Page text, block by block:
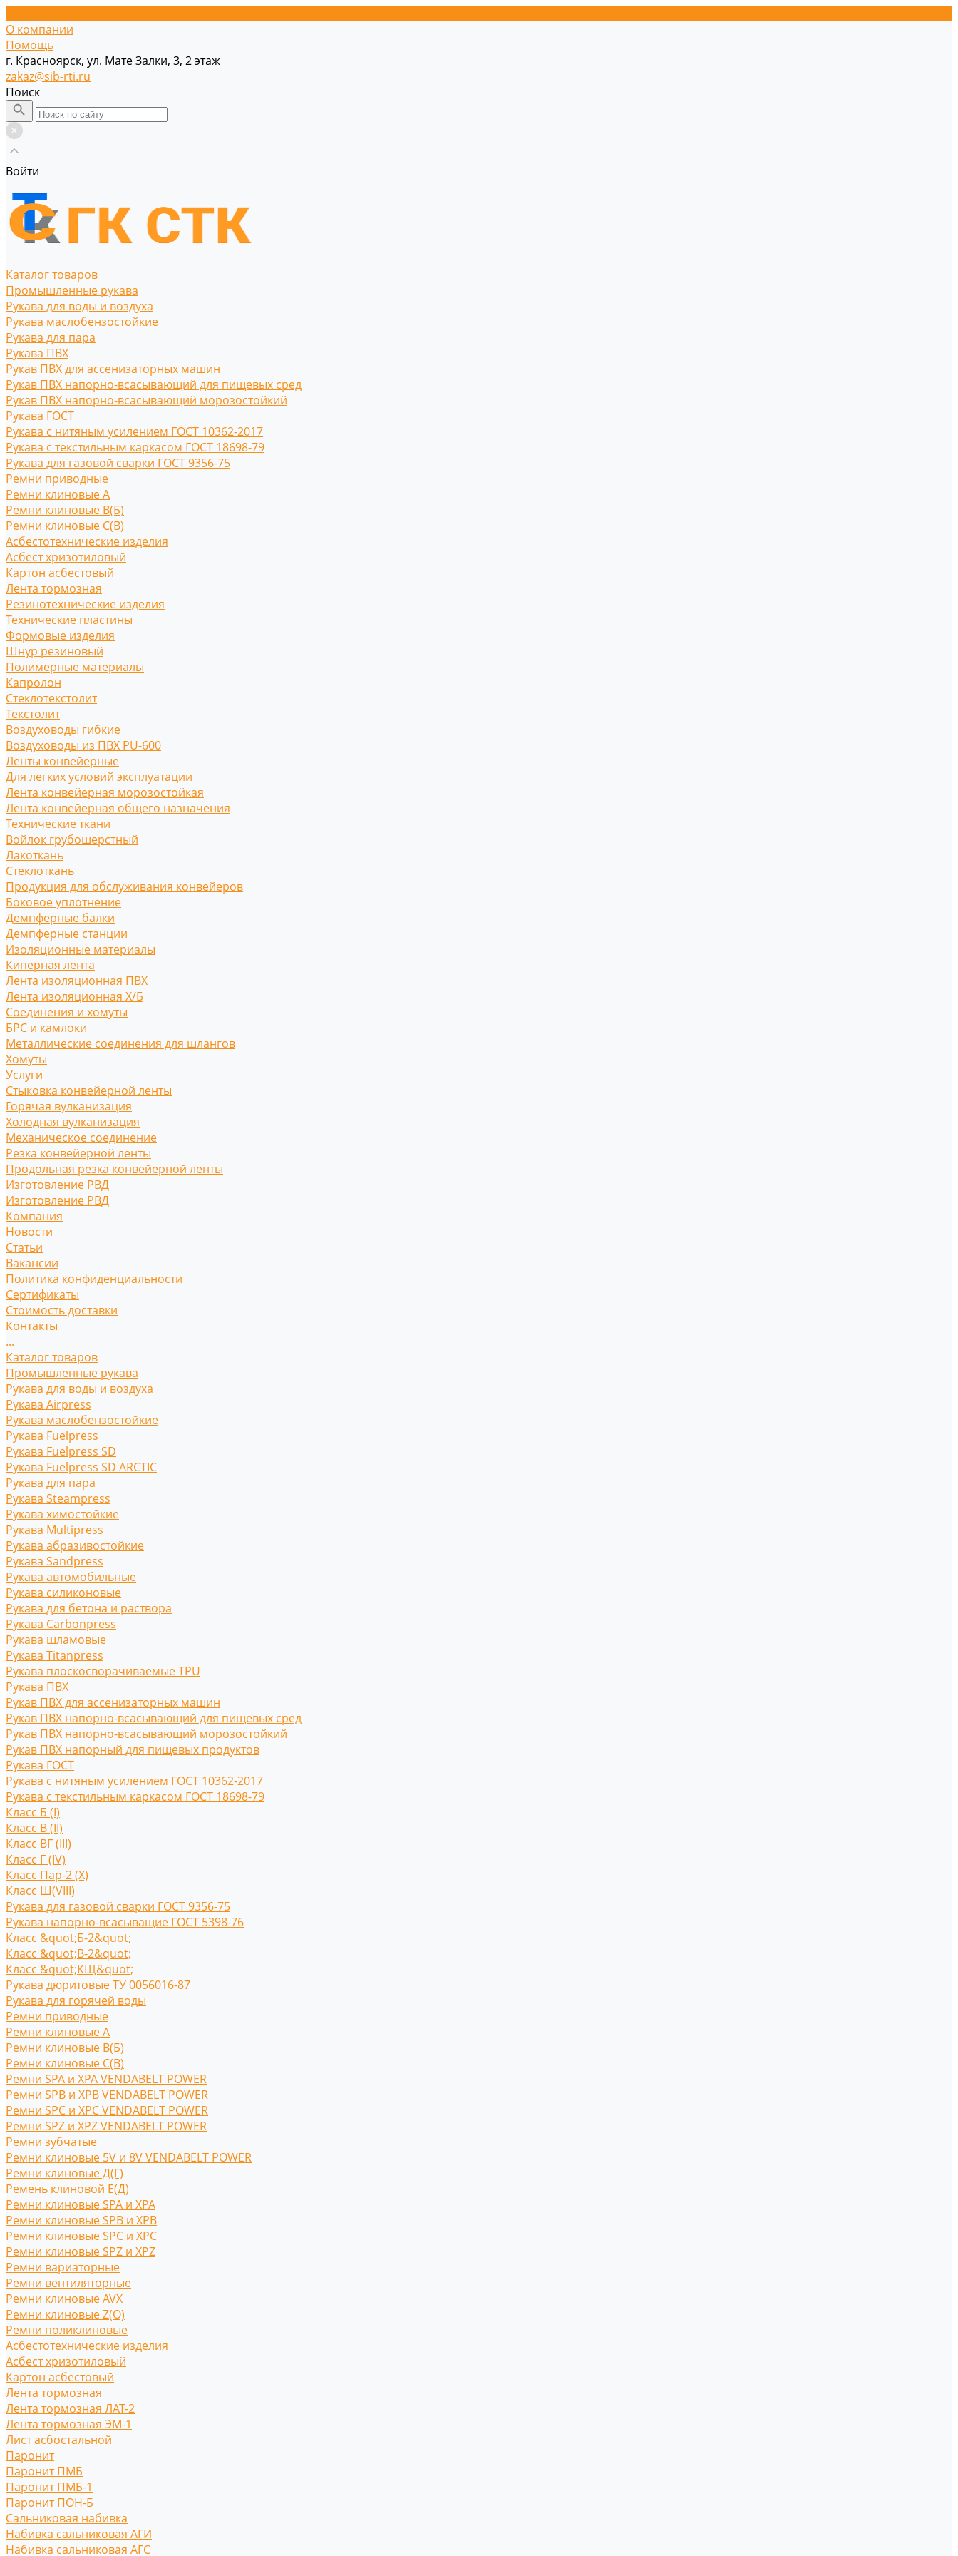
О компании
Помощь
г. Красноярск, ул. Мате Залки, 3, 2 этаж
zakaz@sib-rti.ru
Поиск
Войти
Каталог товаров
Промышленные рукава
Рукава для воды и воздуха
Рукава маслобензостойкие
Рукава для пара
Рукава ПВХ
Рукав ПВХ для ассенизаторных машин
Рукав ПВХ напорно-всасывающий для пищевых сред
Рукав ПВХ напорно-всасывающий морозостойкий
Рукава ГОСТ
Рукава с нитяным усилением ГОСТ 10362-2017
Рукава с текстильным каркасом ГОСТ 18698-79
Рукава для газовой сварки ГОСТ 9356-75
Ремни приводные
Ремни клиновые A
Ремни клиновые В(Б)
Ремни клиновые С(B)
Асбестотехнические изделия
Асбест хризотиловый
Картон асбестовый
Лента тормозная
Резинотехнические изделия
Технические пластины
Формовые изделия
Шнур резиновый
Полимерные материалы
Капролон
Стеклотекстолит
Текстолит
Воздуховоды гибкие
Воздуховоды из ПВХ PU-600
Ленты конвейерные
Для легких условий эксплуатации
Лента конвейерная морозостойкая
Лента конвейерная общего назначения
Технические ткани
Войлок грубошерстный
Лакоткань
Стеклоткань
Продукция для обслуживания конвейеров
Боковое уплотнение
Демпферные балки
Демпферные станции
Изоляционные материалы
Киперная лента
Лента изоляционная ПВХ
Лента изоляционная Х/Б
Соединения и хомуты
БРС и камлоки
Металлические соединения для шлангов
Хомуты
Услуги
Стыковка конвейерной ленты
Горячая вулканизация
Холодная вулканизация
Механическое соединение
Резка конвейерной ленты
Продольная резка конвейерной ленты
Изготовление РВД
Изготовление РВД
Компания
Новости
Статьи
Вакансии
Политика конфиденциальности
Сертификаты
Стоимость доставки
Контакты
...
Каталог товаров
Промышленные рукава
Рукава для воды и воздуха
Рукава Airpress
Рукава маслобензостойкие
Рукава Fuelpress
Рукава Fuelpress SD
Рукава Fuelpress SD ARCTIC
Рукава для пара
Рукава Steampress
Рукава химостойкие
Рукава Multipress
Рукава абразивостойкие
Рукава Sandpress
Рукава автомобильные
Рукава силиконовые
Рукава для бетона и раствора
Рукава Carbonpress
Рукава шламовые
Рукава Titanpress
Рукава плоскосворачиваемые TPU
Рукава ПВХ
Рукав ПВХ для ассенизаторных машин
Рукав ПВХ напорно-всасывающий для пищевых сред
Рукав ПВХ напорно-всасывающий морозостойкий
Рукав ПВХ напорный для пищевых продуктов
Рукава ГОСТ
Рукава с нитяным усилением ГОСТ 10362-2017
Рукава с текстильным каркасом ГОСТ 18698-79
Класс Б (I)
Класс В (II)
Класс ВГ (III)
Класс Г (IV)
Класс Пар-2 (X)
Класс Ш(VIII)
Рукава для газовой сварки ГОСТ 9356-75
Рукава напорно-всасыващие ГОСТ 5398-76
Класс &quot;Б-2&quot;
Класс &quot;В-2&quot;
Класс &quot;КЩ&quot;
Рукава дюритовые ТУ 0056016-87
Рукава для горячей воды
Ремни приводные
Ремни клиновые A
Ремни клиновые В(Б)
Ремни клиновые С(B)
Ремни SPA и XPA VENDABELT POWER
Ремни SPB и XPB VENDABELT POWER
Ремни SPC и XPC VENDABELT POWER
Ремни SPZ и XPZ VENDABELT POWER
Ремни зубчатые
Ремни клиновые 5V и 8V VENDABELT POWER
Ремни клиновые Д(Г)
Ремень клиновой Е(Д)
Ремни клиновые SPA и XPA
Ремни клиновые SPB и XPB
Ремни клиновые SPC и XPC
Ремни клиновые SPZ и XPZ
Ремни вариаторные
Ремни вентиляторные
Ремни клиновые AVX
Ремни клиновые Z(O)
Ремни поликлиновые
Асбестотехнические изделия
Асбест хризотиловый
Картон асбестовый
Лента тормозная
Лента тормозная ЛАТ-2
Лента тормозная ЭМ-1
Лист асбостальной
Паронит
Паронит ПМБ
Паронит ПМБ-1
Паронит ПОН-Б
Сальниковая набивка
Набивка сальниковая АГИ
Набивка сальниковая АГС